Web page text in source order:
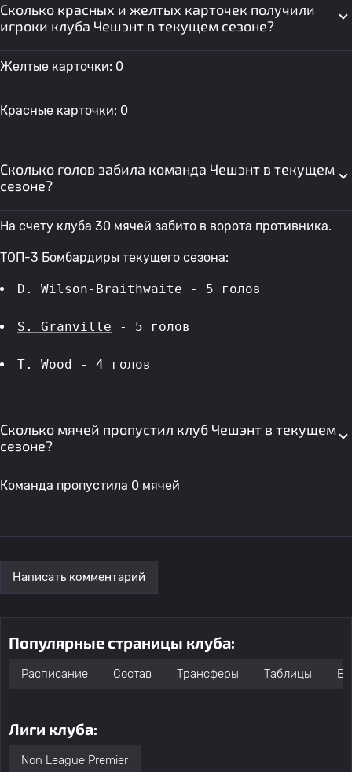
Сколько красных и желтых карточек получили
игроки клуба Чешэнт в текущем сезоне?
Желтые карточки: 0
Красные карточки: 0
Сколько голов забила команда Чешэнт в текущем
сезоне?
На счету клуба 30 мячей забито в ворота противника.
ТОП-3 Бомбардиры текущего сезона:
D. Wilson-Braithwaite - 5 голов
S. Granville - 5 голов
T. Wood - 4 голов
Сколько мячей пропустил клуб Чешэнт в текущем
сезоне?
Команда пропустила 0 мячей
Написать комментарий
Популярные страницы клуба:
Расписание Состав Трансферы Таблицы
Лиги клуба:
Non League Premier